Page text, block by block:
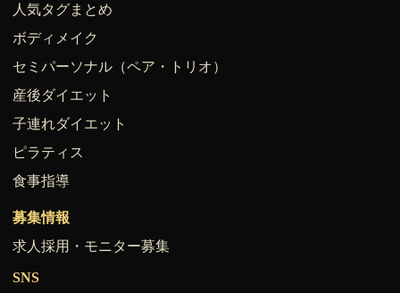
人気タグまとめ
ボディメイク
セミパーソナル（ペア・トリオ）
産後ダイエット
子連れダイエット
ピラティス
食事指導
募集情報
求人採用・モニター募集
SNS